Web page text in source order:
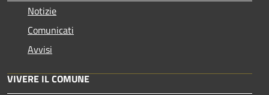
Notizie
Comunicati
Avvisi
VIVERE IL COMUNE